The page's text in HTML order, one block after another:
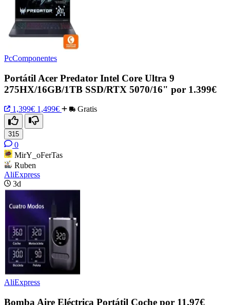
PcComponentes
Portátil Acer Predator Intel Core Ultra 9
275HX/16GB/1TB SSD/RTX 5070/16" por 1.399€
1,399€ 1,499€ Gratis
315
0
MirY_oFerTas
Ruben
AliExpress
3d
AliExpress
Bomba Aire Eléctrica Portátil Coche por 11,97€